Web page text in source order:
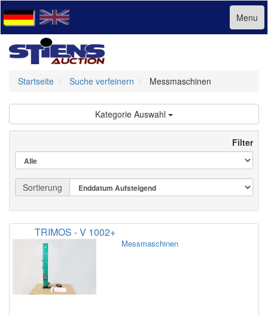
Menu
Startseite Suche verfeinern Messmaschinen
Kategorie Auswahl
Filter
Sortierung
TRIMOS - V 1002+
Messmaschinen